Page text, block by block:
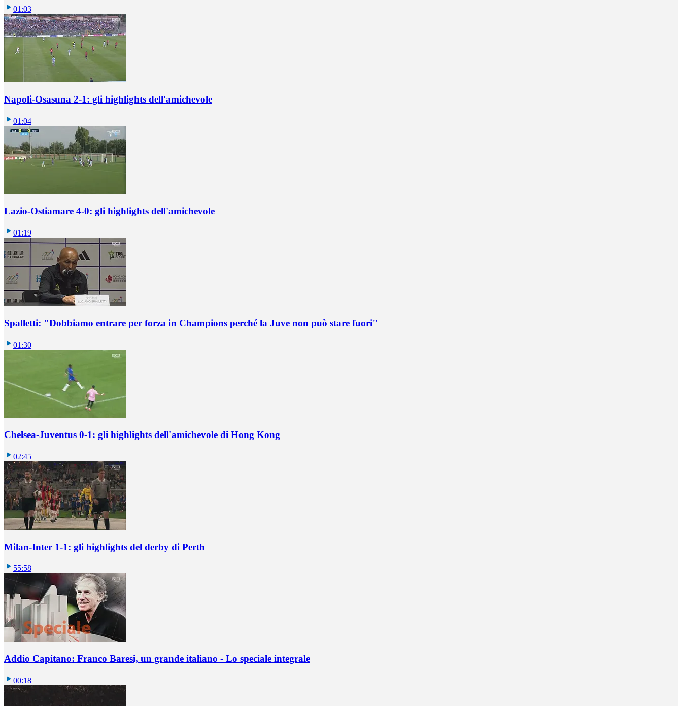
01:03
Napoli-Osasuna 2-1: gli highlights dell'amichevole
01:04
Lazio-Ostiamare 4-0: gli highlights dell'amichevole
01:19
Spalletti: "Dobbiamo entrare per forza in Champions perché la Juve non può stare fuori"
01:30
Chelsea-Juventus 0-1: gli highlights dell'amichevole di Hong Kong
02:45
Milan-Inter 1-1: gli highlights del derby di Perth
55:58
Addio Capitano: Franco Baresi, un grande italiano - Lo speciale integrale
00:18